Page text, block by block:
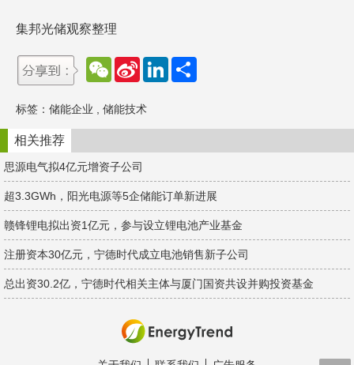
集邦光储观察整理
W
e
h
a
t
S
a
W
e
b
o
L
d
n
标签： 储能企业 储能技术
相关推荐
思源电气拟4亿元增资子公司
超3.3GWh，阳光电源等5企储能订单新进展
赣锋锂电拟出资1亿元，参与设立锂电池产业基金
注册资本30亿元，宁德时代成立电池销售新子公司
总出资30.2亿，宁德时代相关主体与厦门国资共设并购投资基金